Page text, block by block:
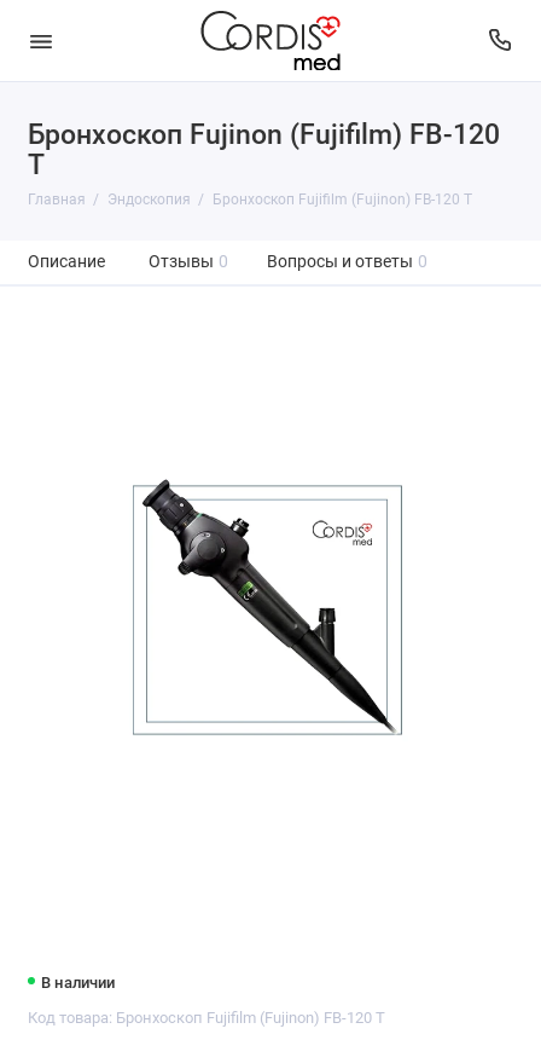
Бронхоскоп Fujinon (Fujifilm) FB-120
T
Главная Эндоскопия Бронхоскоп Fujifilm (Fujinon) FB-120 T
Описание Отзывы 0 Вопросы и ответы 0
В наличии
Код товара: Бронхоскоп Fujifilm (Fujinon) FB-120 T